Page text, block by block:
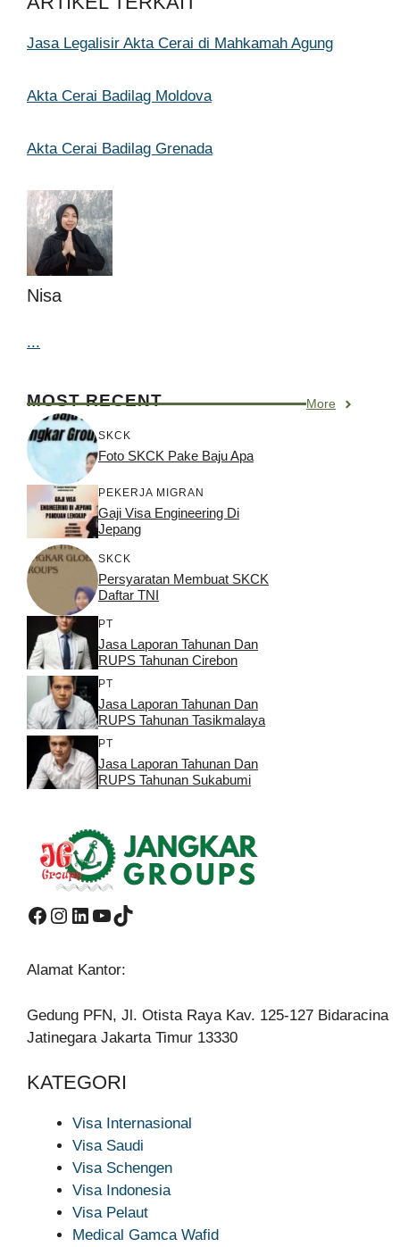
Jasa Legalisir Akta Cerai di Mahkamah Agung
Akta Cerai Badilag Moldova
Akta Cerai Badilag Grenada
Nisa
...
MOST RECENT More
SKCK
Foto SKCK Pake Baju Apa
PEKERJA MIGRAN
Gaji Visa Engineering Di
Jepang
SKCK
Persyaratan Membuat SKCK
Daftar TNI
PT
Jasa Laporan Tahunan Dan
RUPS Tahunan Cirebon
PT
Jasa Laporan Tahunan Dan
RUPS Tahunan Tasikmalaya
PT
Jasa Laporan Tahunan Dan
RUPS Tahunan Sukabumi
Facebook
Instagram
LinkedIn
YouTube
TikTok
Alamat Kantor:
Gedung PFN, Jl. Otista Raya Kav. 125-127 Bidaracina
Jatinegara Jakarta Timur 13330
KATEGORI
Visa Internasional
Visa Saudi
Visa Schengen
Visa Indonesia
Visa Pelaut
Medical Gamca Wafid